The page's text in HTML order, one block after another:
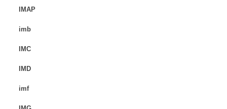
IMAP
imb
IMC
IMD
imf